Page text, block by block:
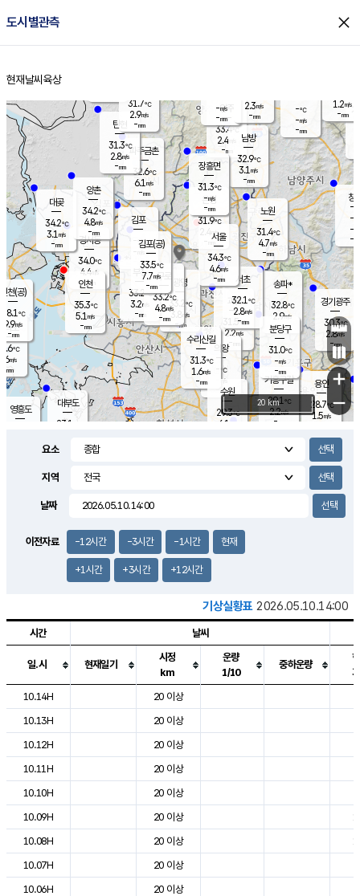
도시별관측 close
홈
현재날씨 육상
의도
℃
m/s
mm
영흥도
양주
33.4℃
2.4
-mm
과천
31.5℃
2.2m/s
- mm
용인
28.7℃
1.5m/s
경기광주
30.3℃
2.8m/s
-mm
1.6m/s
대부도
23.1
13.0
경서동
34.0℃
4.4 m/s
-mm
파주금촌
32.6℃
6.1 m/s
-mm
-℃
-m/s
-mm
대곶
34.2℃
3.1 m/s
-mm
창
-
-m/
-
탄현
31.3℃
2.8m/s
-mm
1.2m/s
-mm
의왕
- ℃
m/s
mm
김포
- ℃
-m/s
mm
광명
33.2 ℃
3.8 m/s
-mm
부천
33.2℃
3.2m/s
-mm
양촌
34.2℃
4.8m/s
-mm
구로
33.2℃
4.8m/s
-mm
은평
31.9℃
2.4 m/s
- mm
노원
31.4℃
4.7m/s
-mm
송파*
32.8℃
2.9m/s
-mm
서초
32.1℃
2.8m/s
-mm
남방
32.9℃
3.1 m/s
-mm
기흥구갈
29.1℃
2.2m/s
-
수리산길
31.3℃
1.6m/s
-mm
분당구
31.0℃
-m/s
-mm
장흥면
31.3℃
-m/s
-mm
-m/s
-mm
인천(공)
28.1℃
9.9m/s
-mm
김포(공)
33.5℃
7.7m/s
-mm
수원
29.3℃
6.1 m/s
인천
35.3℃
5.1 m/s
-mm
서울
34.3℃
4.6m/s
-mm
31.7℃
2.9m/s
-mm
2.3m/s
-mm
+
−
20 km
요소
지역
날짜
이전자료 -12시간 -3시간 -1시간 현재
+1시간 +3시간 +12시간
기상실황표 2026.05.10.14:00
도시별 기상실황표로 지점, 날씨, 기온, 강수, 바람, 기압등을 안내한 표입
시간 날씨
일.시 현재일기
시정
km
운량
1/10
중하운량
10.14H
20 이상
10.13H
20 이상
10.12H
20 이상
10.11H
20 이상
10.10H
20 이상
10.09H
20 이상
10.08H
20 이상
10.07H
20 이상
10.06H
20 이상